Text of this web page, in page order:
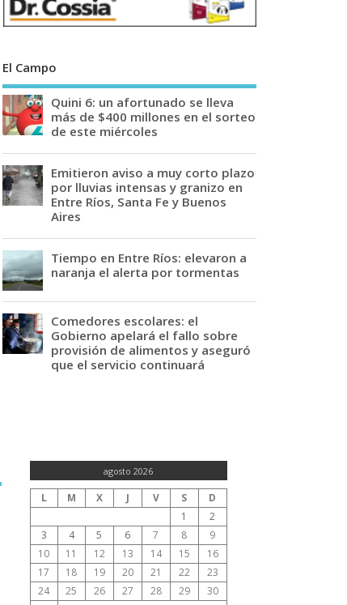
El Campo
Quini 6: un afortunado se lleva
más de $400 millones en el sorteo
de este miércoles
Emitieron aviso a muy corto plazo
por lluvias intensas y granizo en
Entre Ríos, Santa Fe y Buenos
Aires
Tiempo en Entre Ríos: elevaron a
naranja el alerta por tormentas
Comedores escolares: el
Gobierno apelará el fallo sobre
provisión de alimentos y aseguró
que el servicio continuará
agosto 2026
L M X J V S
D
1
2
3
4 5 6 7 8
9
10
11 12 13 14 15
16
17
18 19 20 21 22
23
24
25 26 27 28 29
30